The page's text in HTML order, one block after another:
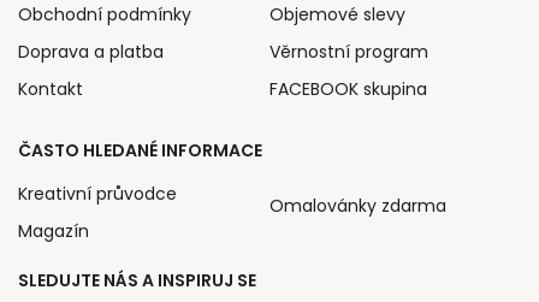
SLEDUJTE NÁS A INSPIRUJ SE
Obchodní podmínky
Doprava a platba
Kontakt
Objemové slevy
Věrnostní program
FACEBOOK skupina
ČASTO HLEDANÉ INFORMACE
Kreativní průvodce
Magazín
Omalovánky zdarma